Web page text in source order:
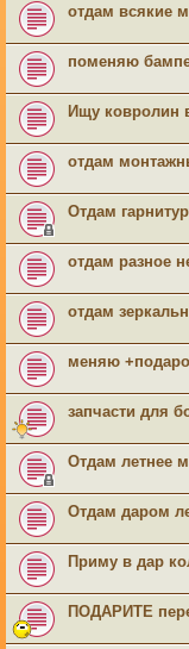
отдам всякие
поменяю
Ищу ковролин
отдам
Отдам
отдам разное
отдам
меняю
запчасти для
Отдам летнее
Отдам даром
Приму в дар
ПОДАРИТЕ